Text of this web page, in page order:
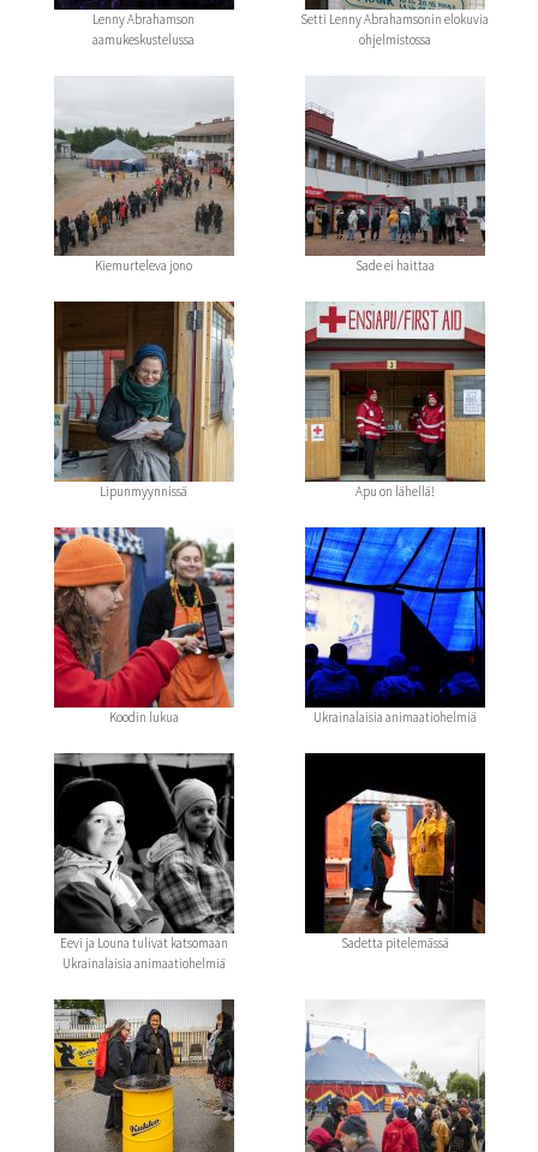
Lenny Abrahamson
aamukeskustelussa
Setti Lenny Abrahamsonin elokuvia
ohjelmistossa
Kiemurteleva jono Sade ei haittaa
Lipunmyynnissä Apu on lähellä!
Koodin lukua Ukrainalaisia animaatiohelmiä
Eevi ja Louna tulivat katsomaan
Ukrainalaisia animaatiohelmiä
Sadetta pitelemässä